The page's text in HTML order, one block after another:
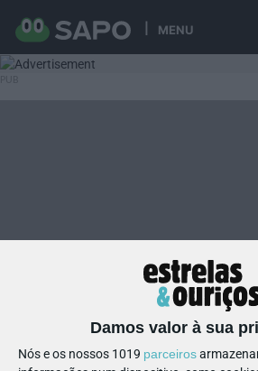
MENU
Damos valor à sua
Nós e os nossos 1019 parceiros